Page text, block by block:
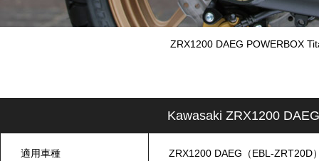
ZRX1200 DAEG POWERBOX
Kawasaki ZRX1200
適用車種 ZRX1200 DAEG（EBL-ZRT20D